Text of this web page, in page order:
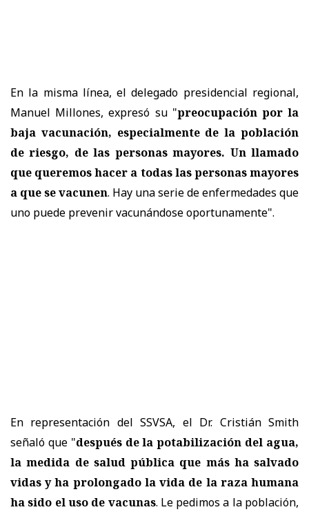
En la misma línea, el delegado presidencial regional,
Manuel Millones, expresó su "preocupación por la
baja vacunación, especialmente de la población
de riesgo, de las personas mayores. Un llamado
que queremos hacer a todas las personas mayores
a que se vacunen. Hay una serie de enfermedades que
uno puede prevenir vacunándose oportunamente".
En representación del SSVSA, el Dr. Cristián Smith
señaló que "después de la potabilización del agua,
la medida de salud pública que más ha salvado
vidas y ha prolongado la vida de la raza humana
ha sido el uso de vacunas. Le pedimos a la población,